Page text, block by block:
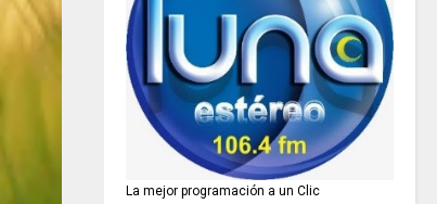
La mejor programación a un Clic